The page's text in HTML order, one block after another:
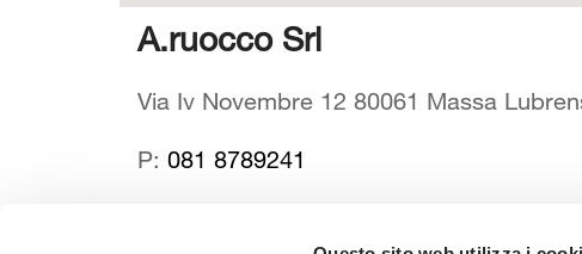
A.ruocco Srl
Via Iv Novembre 12 80061 Massa
P: 081 8789241